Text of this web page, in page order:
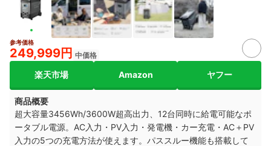
参考価格
249,999円 中価格
楽天市場 Amazon ヤフー
商品概要
超大容量3456Wh/3600W超高出力、12台同時に給電可能なポ
ータブル電源。AC入力・PV入力・発電機・カー充電・AC＋PV
入力の5つの充電方法が使えます。パススルー機能も搭載して